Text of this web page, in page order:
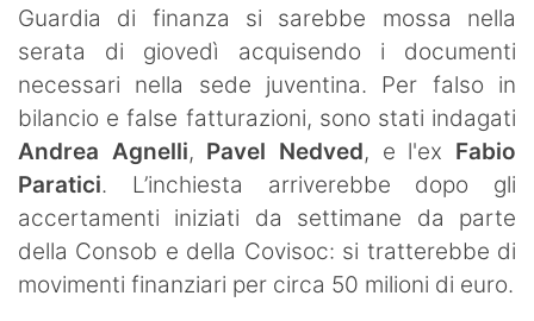
Guardia di finanza si sarebbe mossa nella
serata di giovedì acquisendo i documenti
necessari nella sede juventina. Per falso in
bilancio e false fatturazioni, sono stati indagati
Andrea Agnelli, Pavel Nedved, e l'ex Fabio
Paratici. L’inchiesta arriverebbe dopo gli
accertamenti iniziati da settimane da parte
della Consob e della Covisoc: si tratterebbe di
movimenti finanziari per circa 50 milioni di euro.